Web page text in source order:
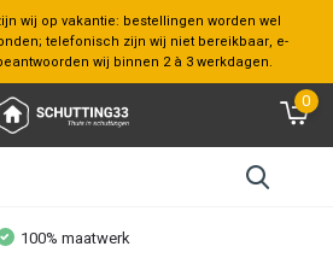
wij op vakantie: bestellingen worden wel
telefonisch zijn wij niet bereikbaar, e-
wij binnen 2 à 3 werkdagen.
0
100% maatwerk